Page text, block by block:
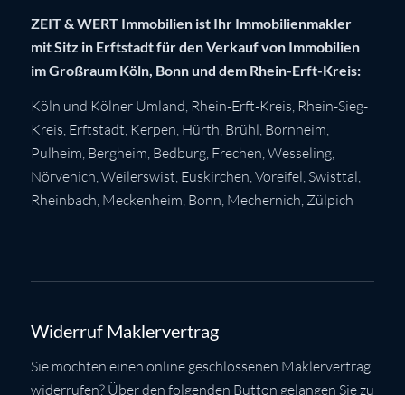
ZEIT & WERT Immobilien ist Ihr Immobilienmakler
mit Sitz in Erftstadt für den Verkauf von Immobilien
im Großraum Köln, Bonn und dem Rhein-Erft-Kreis:
Köln und Kölner Umland, Rhein-Erft-Kreis, Rhein-Sieg-
Kreis, Erftstadt, Kerpen, Hürth, Brühl, Bornheim,
Pulheim, Bergheim, Bedburg, Frechen,Wesseling,
Nörvenich,Weilerswist, Euskirchen, Voreifel, Swisttal,
Rheinbach, Meckenheim, Bonn, Mechernich, Zülpich
Widerruf Maklervertrag
Sie möchten einen online geschlossenen Maklervertrag
widerrufen? Über den folgenden Button gelangen Sie zu